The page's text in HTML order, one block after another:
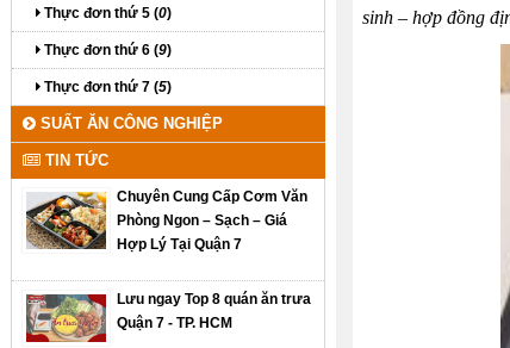
sinh – hợp đồng
Thực đơn thứ 5 (0)
Thực đơn thứ 6 (9)
Thực đơn thứ 7 (5)
SUẤT ĂN CÔNG NGHIỆP
TIN TỨC
Chuyên Cung Cấp Cơm Văn
Phòng Ngon – Sạch – Giá
Hợp Lý Tại Quận 7
Lưu ngay Top 8 quán ăn trưa
Quận 7 - TP. HCM